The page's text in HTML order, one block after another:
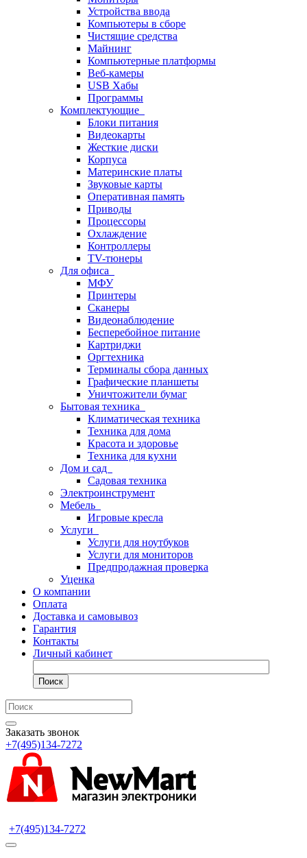
Устройства ввода
Компьютеры в сборе
Чистящие средства
Майнинг
Компьютерные платформы
Веб-камеры
USB Хабы
Программы
Комплектующие
Блоки питания
Видеокарты
Жесткие диски
Корпуса
Материнские платы
Звуковые карты
Оперативная память
Приводы
Процессоры
Охлаждение
Контроллеры
TV-тюнеры
Для офиса
МФУ
Принтеры
Сканеры
Видеонаблюдение
Бесперебойное питание
Картриджи
Оргтехника
Терминалы сбора данных
Графические планшеты
Уничтожители бумаг
Бытовая техника
Климатическая техника
Техника для дома
Красота и здоровье
Техника для кухни
Дом и сад
Садовая техника
Электроинструмент
Мебель
Игровые кресла
Услуги
Услуги для ноутбуков
Услуги для мониторов
Предпродажная проверка
Уценка
О компании
Оплата
Доставка и самовывоз
Гарантия
Контакты
Личный кабинет
Поиск
Заказать звонок
+7(495)134-7272
+7(495)134-7272